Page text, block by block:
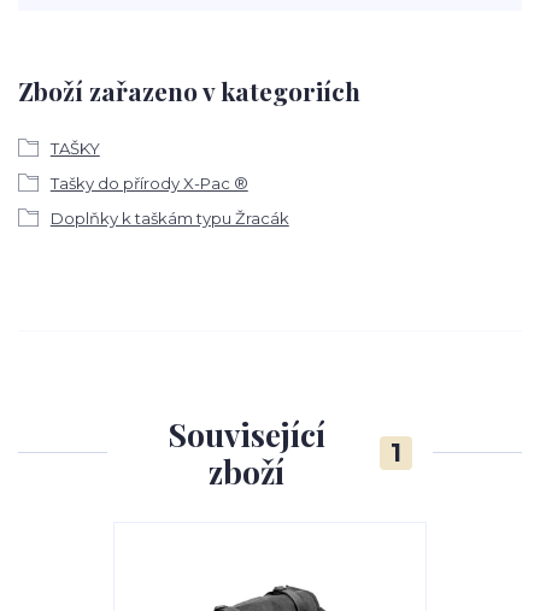
Zboží zařazeno v kategoriích
TAŠKY
Tašky do přírody X-Pac ®
Doplňky k taškám typu Žracák
Související
zboží
1